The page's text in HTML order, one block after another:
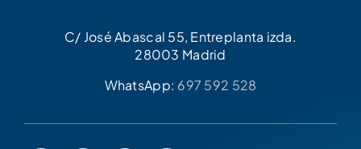
C/ José Abascal 55, Entreplanta izda.
28003 Madrid
WhatsApp: 697 592 528